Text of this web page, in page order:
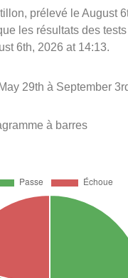
prélevé le August
les résultats des
6th, 2026 at 14:13.
29th à September
à barres